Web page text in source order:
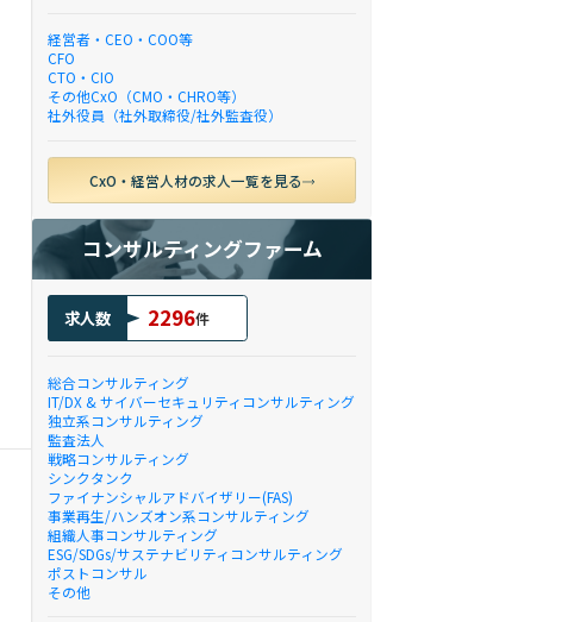
経営者・CEO・COO等
CFO
CTO・CIO
その他CxO（CMO・CHRO等）
社外役員（社外取締役/社外監査役）
CxO・経営人材の求人一覧を見る
コンサルティングファーム
求人数 2296件
総合コンサルティング
IT/DX & サイバーセキュリティコンサルティング
独立系コンサルティング
監査法人
戦略コンサルティング
シンクタンク
ファイナンシャルアドバイザリー(FAS)
事業再生/ハンズオン系コンサルティング
組織人事コンサルティング
ESG/SDGs/サステナビリティコンサルティング
ポストコンサル
その他